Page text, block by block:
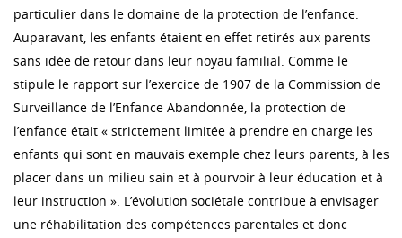
particulier dans le domaine de la protection de l’enfance.
Auparavant, les enfants étaient en effet retirés aux parents
sans idée de retour dans leur noyau familial. Comme le
stipule le rapport sur l’exercice de 1907 de la Commission de
Surveillance de l’Enfance Abandonnée, la protection de
l’enfance était « strictement limitée à prendre en charge les
enfants qui sont en mauvais exemple chez leurs parents, à les
placer dans un milieu sain et à pourvoir à leur éducation et à
leur instruction ». L’évolution sociétale contribue à envisager
une réhabilitation des compétences parentales et donc